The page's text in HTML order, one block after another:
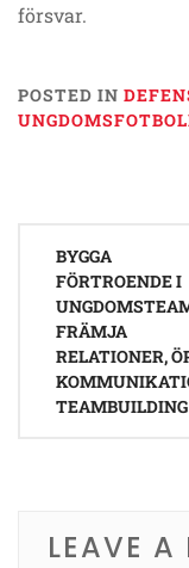
försvar.
POSTED IN
navigation
BYGGA
FÖRTROENDE I
FRÄMJA
RELATIONER,
TEAMBUILDING
LEAVE A